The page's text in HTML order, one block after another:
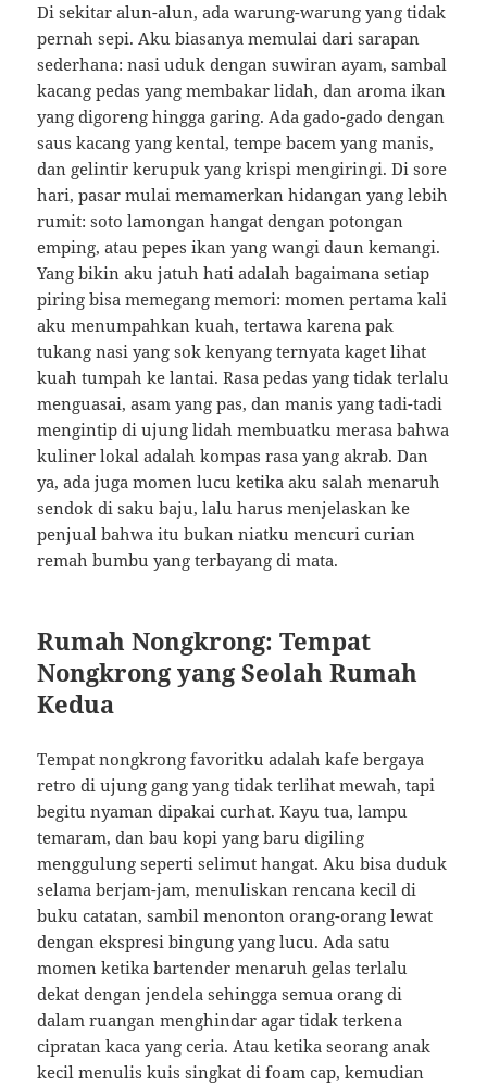
Di sekitar alun-alun, ada warung-warung yang tidak
pernah sepi. Aku biasanya memulai dari sarapan
sederhana: nasi uduk dengan suwiran ayam, sambal
kacang pedas yang membakar lidah, dan aroma ikan
yang digoreng hingga garing. Ada gado-gado dengan
saus kacang yang kental, tempe bacem yang manis,
dan gelintir kerupuk yang krispi mengiringi. Di sore
hari, pasar mulai memamerkan hidangan yang lebih
rumit: soto lamongan hangat dengan potongan
emping, atau pepes ikan yang wangi daun kemangi.
Yang bikin aku jatuh hati adalah bagaimana setiap
piring bisa memegang memori: momen pertama kali
aku menumpahkan kuah, tertawa karena pak
tukang nasi yang sok kenyang ternyata kaget lihat
kuah tumpah ke lantai. Rasa pedas yang tidak terlalu
menguasai, asam yang pas, dan manis yang tadi-tadi
mengintip di ujung lidah membuatku merasa bahwa
kuliner lokal adalah kompas rasa yang akrab. Dan
ya, ada juga momen lucu ketika aku salah menaruh
sendok di saku baju, lalu harus menjelaskan ke
penjual bahwa itu bukan niatku mencuri curian
remah bumbu yang terbayang di mata.
Rumah Nongkrong: Tempat
Nongkrong yang Seolah Rumah
Kedua
Tempat nongkrong favoritku adalah kafe bergaya
retro di ujung gang yang tidak terlihat mewah, tapi
begitu nyaman dipakai curhat. Kayu tua, lampu
temaram, dan bau kopi yang baru digiling
menggulung seperti selimut hangat. Aku bisa duduk
selama berjam-jam, menuliskan rencana kecil di
buku catatan, sambil menonton orang-orang lewat
dengan ekspresi bingung yang lucu. Ada satu
momen ketika bartender menaruh gelas terlalu
dekat dengan jendela sehingga semua orang di
dalam ruangan menghindar agar tidak terkena
cipratan kaca yang ceria. Atau ketika seorang anak
kecil menulis kuis singkat di foam cap, kemudian